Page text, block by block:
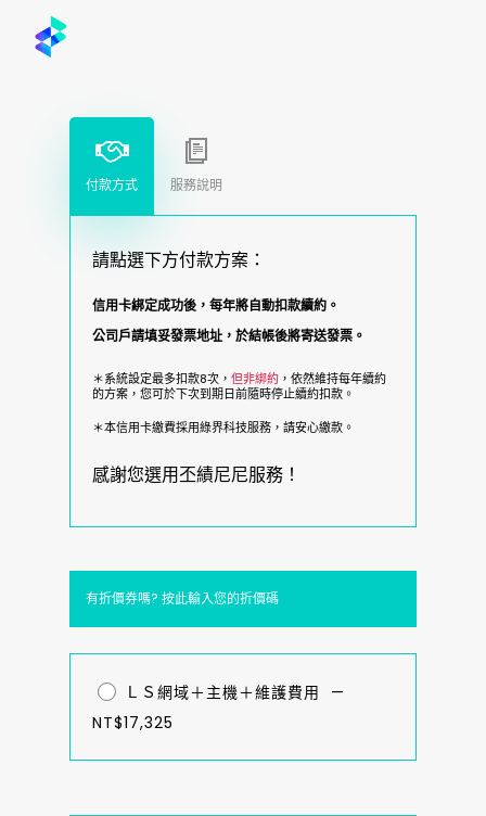
付款方式 服務說明
請點選下方付款方案：
信用卡綁定成功後，每年將自動扣款續約。
公司戶請填妥發票地址，於結帳後將寄送發票。
＊系統設定最多扣款8次， 但非綁約 ，依然維持每年續約
的方案，您可於下次到期日前隨時停止續約扣款。
＊本信用卡繳費採用綠界科技服務，請安心繳款。
感謝您選用丕績尼尼服務！
有折價券嗎? 按此輸入您的折價碼
ＬＳ網域＋主機＋維護費用
—
NT$17,325